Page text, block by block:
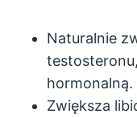
Naturalnie
hormonalną.
Zwiększa